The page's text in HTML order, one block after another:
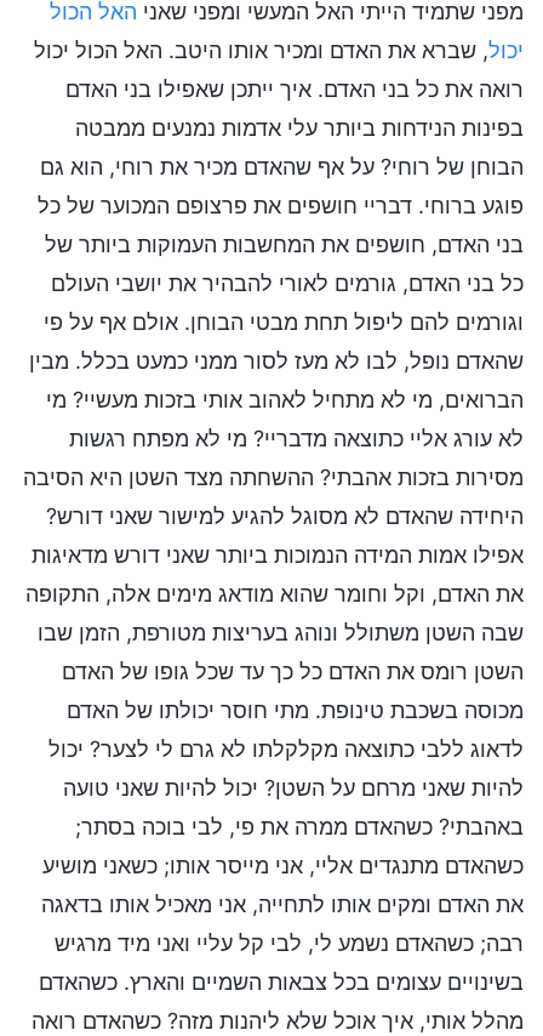
מפני שתמיד הייתי האל המעשי ומפני שאני האל הכול
יכול, שברא את האדם ומכיר אותו היטב. האל הכול יכול
רואה את כל בני האדם. איך ייתכן שאפילו בני האדם
בפינות הנידחות ביותר עלי אדמות נמנעים ממבטה
הבוחן של רוחי? על אף שהאדם מכיר את רוחי, הוא גם
פוגע ברוחי. דבריי חושפים את פרצופם המכוער של כל
בני האדם, חושפים את המחשבות העמוקות ביותר של
כל בני האדם, גורמים לאורי להבהיר את יושבי העולם
וגורמים להם ליפול תחת מבטי הבוחן. אולם אף על פי
שהאדם נופל, לבו לא מעז לסור ממני כמעט בכלל. מבין
הברואים, מי לא מתחיל לאהוב אותי בזכות מעשיי? מי
לא עורג אליי כתוצאה מדבריי? מי לא מפתח רגשות
מסירות בזכות אהבתי? ההשחתה מצד השטן היא הסיבה
היחידה שהאדם לא מסוגל להגיע למישור שאני דורש?
אפילו אמות המידה הנמוכות ביותר שאני דורש מדאיגות
את האדם, וקל וחומר שהוא מודאג מימים אלה, התקופה
שבה השטן משתולל ונוהג בעריצות מטורפת, הזמן שבו
השטן רומס את האדם כל כך עד שכל גופו של האדם
מכוסה בשכבת טינופת. מתי חוסר יכולתו של האדם
לדאוג ללבי כתוצאה מקלקלתו לא גרם לי לצער? יכול
להיות שאני מרחם על השטן? יכול להיות שאני טועה
באהבתי? כשהאדם ממרה את פי, לבי בוכה בסתר;
כשהאדם מתנגדים אליי, אני מייסר אותו; כשאני מושיע
את האדם ומקים אותו לתחייה, אני מאכיל אותו בדאגה
רבה; כשהאדם נשמע לי, לבי קל עליי ואני מיד מרגיש
בשינויים עצומים בכל צבאות השמיים והארץ. כשהאדם
מהלל אותי, איך אוכל שלא ליהנות מזה? כשהאדם רואה